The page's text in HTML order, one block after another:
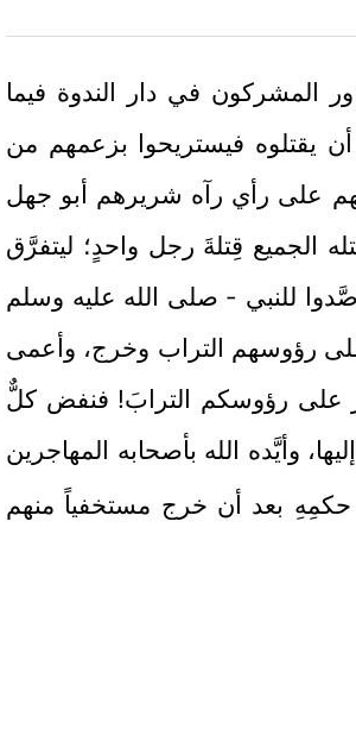
المشركون في دار الندوة فيما
يقتلوه فيستريحوا بزعمهم من
على رأي رآه شريرهم أبو جهل
الجميع قِتلةَ رجل واحدٍ؛ ليتفرَّق
للنبي - صلى الله عليه وسلم
رؤوسهم التراب وخرج، وأعمى
على رؤوسكم الترابَ! فنفض كلٌّ
وأيَّده الله بأصحابه المهاجرين
حكمِهِ بعد أن خرج مستخفياً منهم